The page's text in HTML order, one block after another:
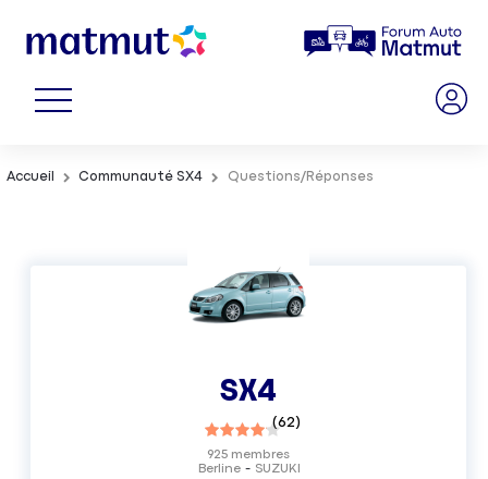
Accueil Communauté SX4 Questions/Réponses
SX4
(62)
Berline SUZUKI
925 membres